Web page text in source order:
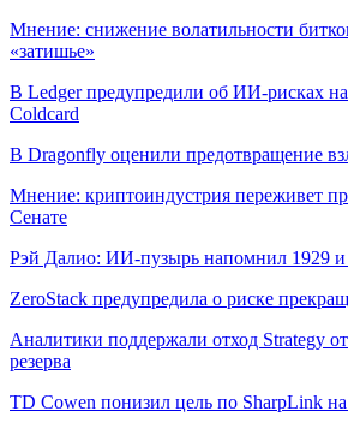
Мнение: снижение волатильности
«затишье»
В Ledger предупредили об ИИ-рисках
Coldcard
В Dragonfly оценили предотвращение
Мнение: криптоиндустрия переживет
Сенате
Рэй Далио: ИИ-пузырь напомнил 1929 и
ZeroStack предупредила о риске
Аналитики поддержали отход Strategy
резерва
TD Cowen понизил цель по SharpLink